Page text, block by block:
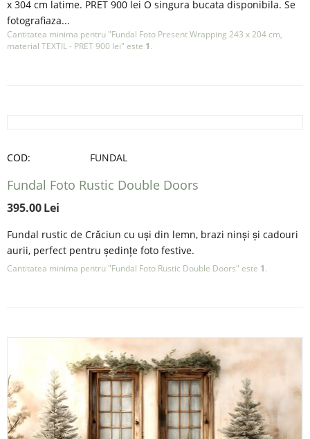
x 304 cm latime. PRET 900 lei O singura bucata disponibila. Se
fotografiaza...
Cantitatea minima pentru "Fundal Foto Present Wrapping 243 x 204 cm,
material TEXTIL - PRET 900 lei" este 1.
COD: FUNDAL
Fundal Foto Rustic Double Doors
395.00Lei
Fundal rustic de Crăciun cu uși din lemn, brazi ninși și cadouri
aurii, perfect pentru ședințe foto festive.
Cantitatea minima pentru "Fundal Foto Rustic Double Doors" este 1.